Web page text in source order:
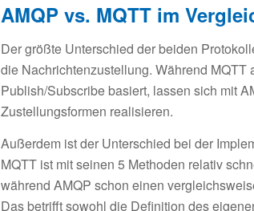
AMQP vs. MQTT im
Der größte Unterschied der beiden
die Nachrichtenzustellung. Während MQTT
Publish/Subscribe basiert, lassen sich mit
Zustellungsformen realisieren.
Außerdem ist der Unterschied bei der
MQTT ist mit seinen 5 Methoden relativ
während AMQP schon einen
Das betrifft sowohl die Definition des